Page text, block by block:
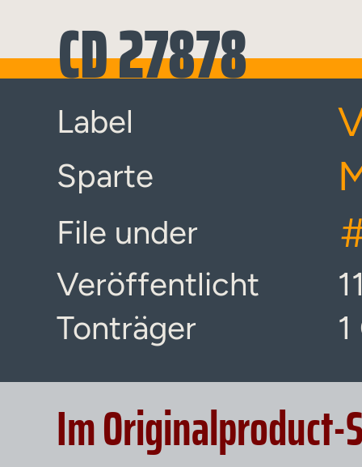
CD 27878
Label
Sparte
File under
Veröffentlicht
Tonträger
Im